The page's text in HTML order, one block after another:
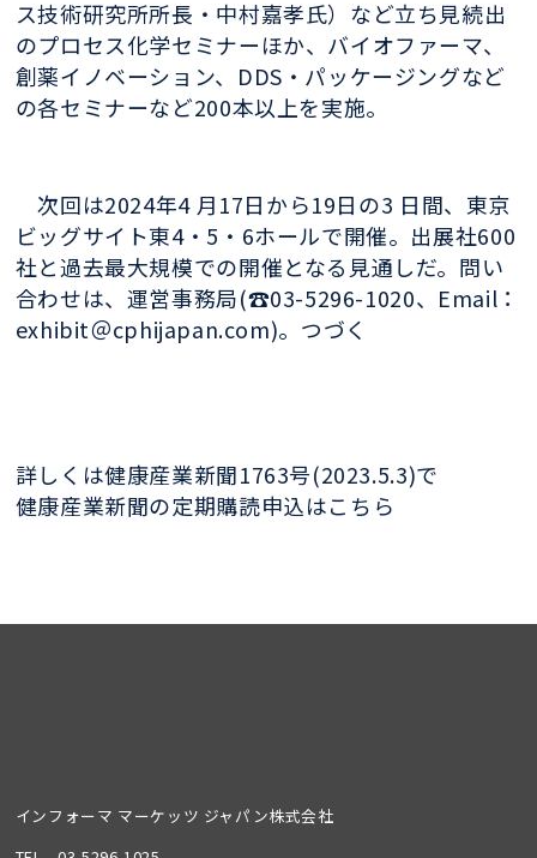
ス技術研究所所長・中村嘉孝氏）など立ち見続出
のプロセス化学セミナーほか、バイオファーマ、
創薬イノベーション、DDS・パッケージングなど
の各セミナーなど200本以上を実施。
次回は2024年4 月17日から19日の3 日間、東京
ビッグサイト東4・5・6ホールで開催。出展社600
社と過去最大規模での開催となる見通しだ。問い
合わせは、運営事務局(☎03-5296-1020、Email：
exhibit＠cphijapan.com)。つづく
詳しくは健康産業新聞1763号(2023.5.3)で
健康産業新聞の定期購読申込はこちら
インフォーマ マーケッツ ジャパン株式会社